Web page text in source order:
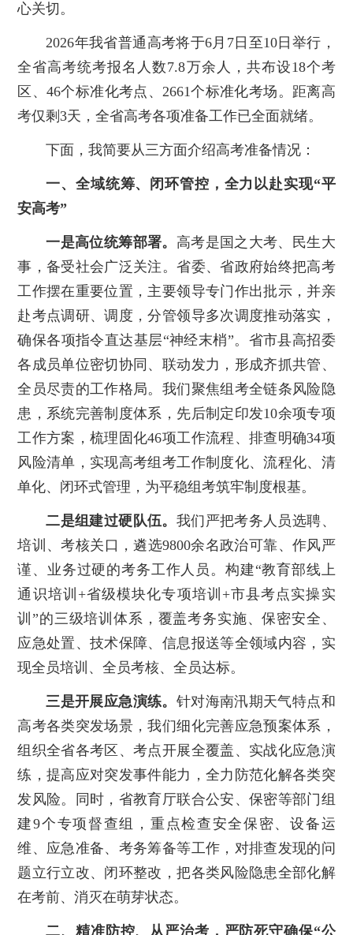
心关切。
2026年我省普通高考将于6月7日至10日举行，
全省高考统考报名人数7.8万余人，共布设18个考
区、46个标准化考点、2661个标准化考场。距离高
考仅剩3天，全省高考各项准备工作已全面就绪。
下面，我简要从三方面介绍高考准备情况：
一、全域统筹、闭环管控，全力以赴实现“平
安高考”
一是高位统筹部署。 高考是国之大考、民生大
事，备受社会广泛关注。省委、省政府始终把高考
工作摆在重要位置，主要领导专门作出批示，并亲
赴考点调研、调度，分管领导多次调度推动落实，
确保各项指令直达基层“神经末梢”。省市县高招委
各成员单位密切协同、联动发力，形成齐抓共管、
全员尽责的工作格局。我们聚焦组考全链条风险隐
患，系统完善制度体系，先后制定印发10余项专项
工作方案，梳理固化46项工作流程、排查明确34项
风险清单，实现高考组考工作制度化、流程化、清
单化、闭环式管理，为平稳组考筑牢制度根基。
二是组建过硬队伍。 我们严把考务人员选聘、
培训、考核关口，遴选9800余名政治可靠、作风严
谨、业务过硬的考务工作人员。构建“教育部线上
通识培训+省级模块化专项培训+市县考点实操实
训”的三级培训体系，覆盖考务实施、保密安全、
应急处置、技术保障、信息报送等全领域内容，实
现全员培训、全员考核、全员达标。
三是开展应急演练。 针对海南汛期天气特点和
高考各类突发场景，我们细化完善应急预案体系，
组织全省各考区、考点开展全覆盖、实战化应急演
练，提高应对突发事件能力，全力防范化解各类突
发风险。同时，省教育厅联合公安、保密等部门组
建9个专项督查组，重点检查安全保密、设备运
维、应急准备、考务筹备等工作，对排查发现的问
题立行立改、闭环整改，把各类风险隐患全部化解
在考前、消灭在萌芽状态。
二、精准防控、从严治考，严防死守确保“公